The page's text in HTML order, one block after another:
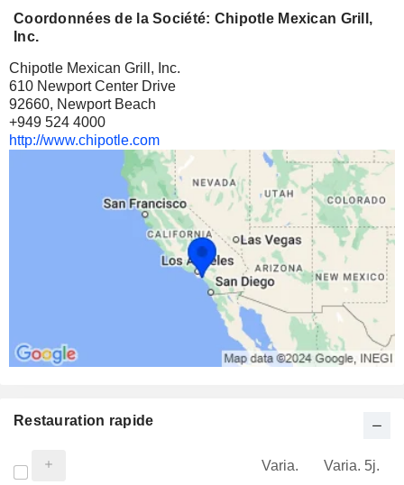
Coordonnées de la Société: Chipotle Mexican Grill,
Inc.
Chipotle Mexican Grill, Inc.
610 Newport Center Drive
92660, Newport Beach
+949 524 4000
http://www.chipotle.com
Restauration rapide
Varia. Varia. 5j.